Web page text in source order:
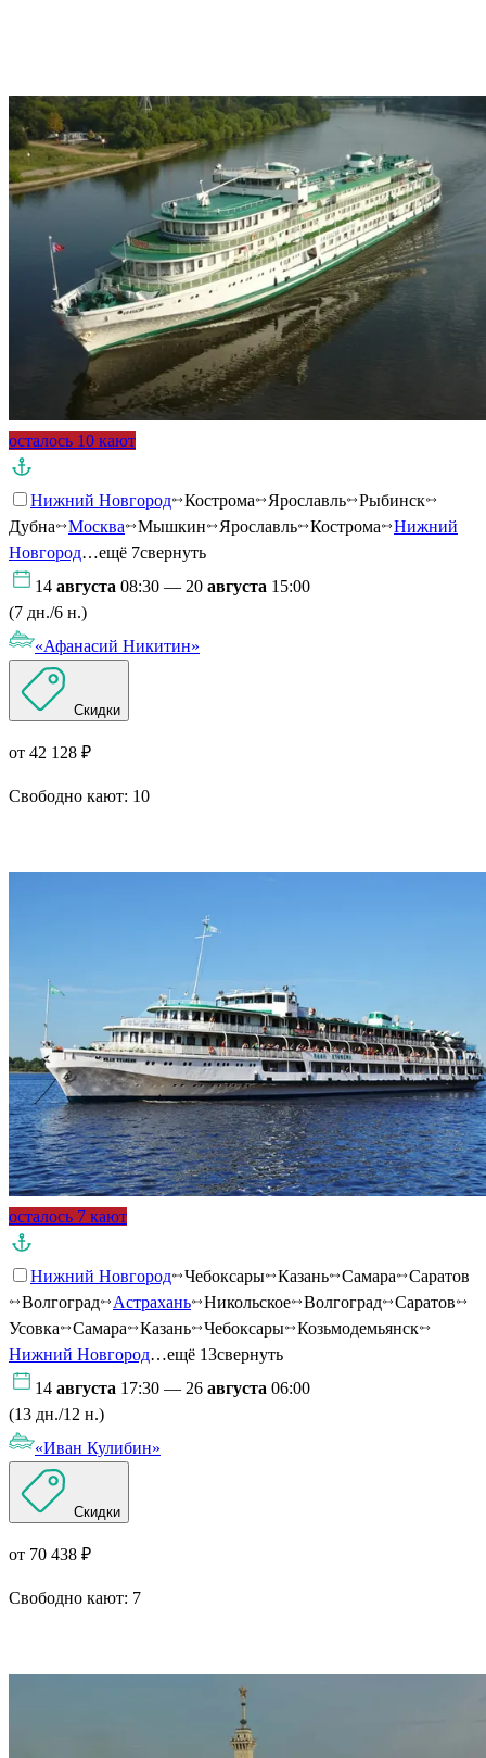
осталось 10 кают
Нижний Новгород Кострома Ярославль
Рыбинск
Дубна
Москва Мышкин Ярославль Кострома
Нижний
Новгород…ещё 7свернуть
14 августа 08:30 — 20 августа 15:00
(7 дн./6 н.)
«Афанасий Никитин»
Скидки
от 42 128 ₽
Свободно кают: 10
осталось 7 кают
Нижний Новгород Чебоксары Казань Самара
Саратов
Волгоград
Астрахань Никольское Волгоград
Саратов
Усовка
Самара Казань Чебоксары
Козьмодемьянск
Нижний Новгород…ещё 13свернуть
14 августа 17:30 — 26 августа 06:00
(13 дн./12 н.)
«Иван Кулибин»
Скидки
от 70 438 ₽
Свободно кают: 7